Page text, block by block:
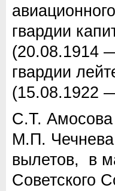
гвардии
(20.08.1914
гвардии
(15.08.1922
С.Т.
М.П.
вылетов, в
Советского